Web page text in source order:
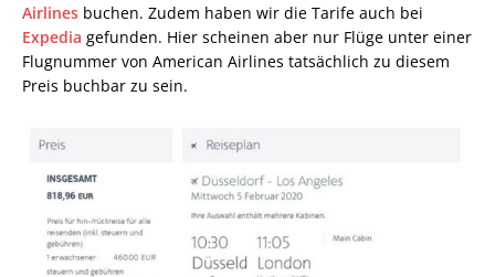
Airlines buchen. Zudem haben wir die Tarife auch bei
Expedia gefunden. Hier scheinen aber nur Flüge unter einer
Flugnummer von American Airlines tatsächlich zu diesem
Preis buchbar zu sein.